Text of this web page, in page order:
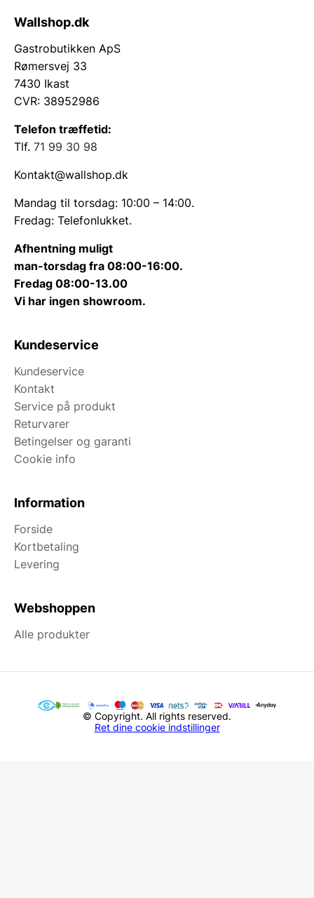
Wallshop.dk
Gastrobutikken ApS
Rømersvej 33
7430 Ikast
CVR: 38952986
Telefon træffetid:
Tlf. 71 99 30 98
Kontakt@wallshop.dk
Mandag til torsdag: 10:00 – 14:00.
Fredag: Telefonlukket.
Afhentning muligt
man-torsdag fra 08:00-16:00.
Fredag 08:00-13.00
Vi har ingen showroom.
Kundeservice
Kundeservice
Kontakt
Service på produkt
Returvarer
Betingelser og garanti
Cookie info
Information
Forside
Kortbetaling
Levering
Webshoppen
Alle produkter
© Copyright. All rights reserved.
Ret dine cookie indstillinger